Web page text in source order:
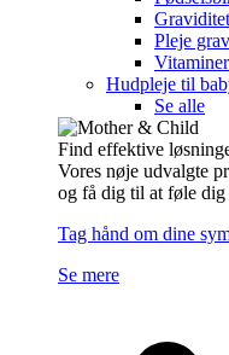
Pleje
Hudpleje til
Se alle
Find effektive
Vores nøje udvalgte
og få dig til at føle dig
Tag hånd om dine
Se mere